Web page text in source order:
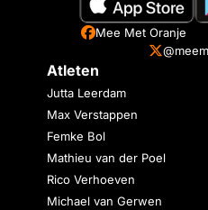
Mee Met Oranje
Atleten
Jutta Leerdam
Max Verstappen
Femke Bol
Mathieu van der Poel
Rico Verhoeven
Michael van Gerwen